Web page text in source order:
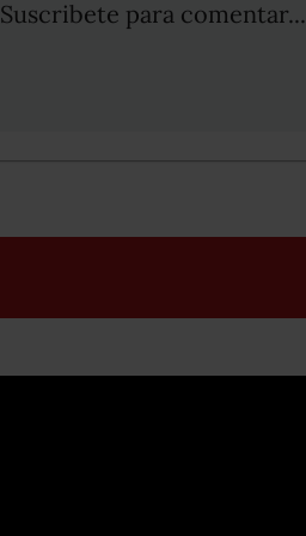
Suscribete para comentar...